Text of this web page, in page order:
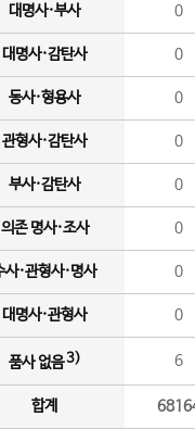
대명사·부사 0
대명사·감탄사 0
동사·형용사 0
관형사·감탄사 0
부사·감탄사 0
의존 명사·조사 0
사·관형사·명사 0
대명사·관형사 0
품사 없음3) 6
합계